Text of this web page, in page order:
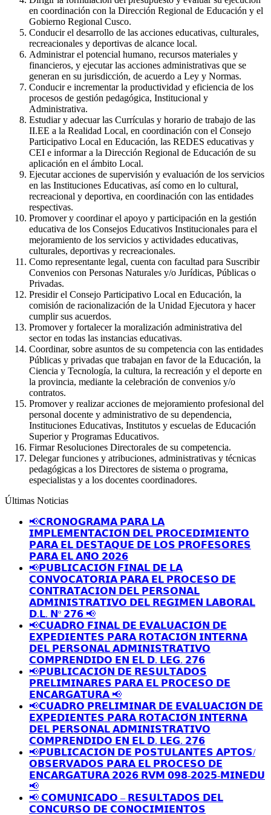
en coordinación con la Dirección Regional de Educación y el
Gobierno Regional Cusco.
Conducir el desarrollo de las acciones educativas, culturales,
recreacionales y deportivas de alcance local.
Administrar el potencial humano, recursos materiales y
financieros, y ejecutar las acciones administrativas que se
generan en su jurisdicción, de acuerdo a Ley y Normas.
Conducir e incrementar la productividad y eficiencia de los
procesos de gestión pedagógica, Institucional y
Administrativa.
Estudiar y adecuar las Currículas y horario de trabajo de las
II.EE a la Realidad Local, en coordinación con el Consejo
Participativo Local en Educación, las REDES educativas y
CEI e informar a la Dirección Regional de Educación de su
aplicación en el ámbito Local.
Ejecutar acciones de supervisión y evaluación de los servicios
en las Instituciones Educativas, así como en lo cultural,
recreacional y deportiva, en coordinación con las entidades
respectivas.
Promover y coordinar el apoyo y participación en la gestión
educativa de los Consejos Educativos Institucionales para el
mejoramiento de los servicios y actividades educativas,
culturales, deportivas y recreacionales.
Como representante legal, cuenta con facultad para Suscribir
Convenios con Personas Naturales y/o Jurídicas, Públicas o
Privadas.
Presidir el Consejo Participativo Local en Educación, la
comisión de racionalización de la Unidad Ejecutora y hacer
cumplir sus acuerdos.
Promover y fortalecer la moralización administrativa del
sector en todas las instancias educativas.
Coordinar, sobre asuntos de su competencia con las entidades
Públicas y privadas que trabajan en favor de la Educación, la
Ciencia y Tecnología, la cultura, la recreación y el deporte en
la provincia, mediante la celebración de convenios y/o
contratos.
Promover y realizar acciones de mejoramiento profesional del
personal docente y administrativo de su dependencia,
Instituciones Educativas, Institutos y escuelas de Educación
Superior y Programas Educativos.
Firmar Resoluciones Directorales de su competencia.
Delegar funciones y atribuciones, administrativas y técnicas
pedagógicas a los Directores de sistema o programa,
especialistas y a los docentes coordinadores.
Últimas Noticias
📢𝗖𝗥𝗢𝗡𝗢𝗚𝗥𝗔𝗠𝗔 𝗣𝗔𝗥𝗔 𝗟𝗔
𝗜𝗠𝗣𝗟𝗘𝗠𝗘𝗡𝗧𝗔𝗖𝗜𝗢́𝗡 𝗗𝗘𝗟 𝗣𝗥𝗢𝗖𝗘𝗗𝗜𝗠𝗜𝗘𝗡𝗧𝗢
𝗣𝗔𝗥𝗔 𝗘𝗟 𝗗𝗘𝗦𝗧𝗔𝗤𝗨𝗘 𝗗𝗘 𝗟𝗢𝗦 𝗣𝗥𝗢𝗙𝗘𝗦𝗢𝗥𝗘𝗦
𝗣𝗔𝗥𝗔 𝗘𝗟 𝗔𝗡̃𝗢 𝟮𝟬𝟮𝟲
📢𝗣𝗨𝗕𝗟𝗜𝗖𝗔𝗖𝗜𝗢́𝗡 𝗙𝗜𝗡𝗔𝗟 𝗗𝗘 𝗟𝗔
𝗖𝗢𝗡𝗩𝗢𝗖𝗔𝗧𝗢𝗥𝗜𝗔 𝗣𝗔𝗥𝗔 𝗘𝗟 𝗣𝗥𝗢𝗖𝗘𝗦𝗢 𝗗𝗘
𝗖𝗢𝗡𝗧𝗥𝗔𝗧𝗔𝗖𝗜𝗢𝗡 𝗗𝗘𝗟 𝗣𝗘𝗥𝗦𝗢𝗡𝗔𝗟
𝗔𝗗𝗠𝗜𝗡𝗜𝗦𝗧𝗥𝗔𝗧𝗜𝗩𝗢 𝗗𝗘𝗟 𝗥𝗘𝗚𝗜𝗠𝗘𝗡 𝗟𝗔𝗕𝗢𝗥𝗔𝗟
𝗗.𝗟. 𝗡º 𝟮𝟳𝟲 📢
📢𝗖𝗨𝗔𝗗𝗥𝗢 𝗙𝗜𝗡𝗔𝗟 𝗗𝗘 𝗘𝗩𝗔𝗟𝗨𝗔𝗖𝗜𝗢́𝗡 𝗗𝗘
𝗘𝗫𝗣𝗘𝗗𝗜𝗘𝗡𝗧𝗘𝗦 𝗣𝗔𝗥𝗔 𝗥𝗢𝗧𝗔𝗖𝗜𝗢́𝗡 𝗜𝗡𝗧𝗘𝗥𝗡𝗔
𝗗𝗘𝗟 𝗣𝗘𝗥𝗦𝗢𝗡𝗔𝗟 𝗔𝗗𝗠𝗜𝗡𝗜𝗦𝗧𝗥𝗔𝗧𝗜𝗩𝗢
𝗖𝗢𝗠𝗣𝗥𝗘𝗡𝗗𝗜𝗗𝗢 𝗘𝗡 𝗘𝗟 𝗗. 𝗟𝗘𝗚. 𝟮𝟳𝟲
📢𝗣𝗨𝗕𝗟𝗜𝗖𝗔𝗖𝗜𝗢́𝗡 𝗗𝗘 𝗥𝗘𝗦𝗨𝗟𝗧𝗔𝗗𝗢𝗦
𝗣𝗥𝗘𝗟𝗜𝗠𝗜𝗡𝗔𝗥𝗘𝗦 𝗣𝗔𝗥𝗔 𝗘𝗟 𝗣𝗥𝗢𝗖𝗘𝗦𝗢 𝗗𝗘
𝗘𝗡𝗖𝗔𝗥𝗚𝗔𝗧𝗨𝗥𝗔 📢
📢𝗖𝗨𝗔𝗗𝗥𝗢 𝗣𝗥𝗘𝗟𝗜𝗠𝗜𝗡𝗔𝗥 𝗗𝗘 𝗘𝗩𝗔𝗟𝗨𝗔𝗖𝗜𝗢́𝗡 𝗗𝗘
𝗘𝗫𝗣𝗘𝗗𝗜𝗘𝗡𝗧𝗘𝗦 𝗣𝗔𝗥𝗔 𝗥𝗢𝗧𝗔𝗖𝗜𝗢́𝗡 𝗜𝗡𝗧𝗘𝗥𝗡𝗔
𝗗𝗘𝗟 𝗣𝗘𝗥𝗦𝗢𝗡𝗔𝗟 𝗔𝗗𝗠𝗜𝗡𝗜𝗦𝗧𝗥𝗔𝗧𝗜𝗩𝗢
𝗖𝗢𝗠𝗣𝗥𝗘𝗡𝗗𝗜𝗗𝗢 𝗘𝗡 𝗘𝗟 𝗗. 𝗟𝗘𝗚. 𝟮𝟳𝟲
📢𝗣𝗨𝗕𝗟𝗜𝗖𝗔𝗖𝗜𝗢́𝗡 𝗗𝗘 𝗣𝗢𝗦𝗧𝗨𝗟𝗔𝗡𝗧𝗘𝗦 𝗔𝗣𝗧𝗢𝗦/
𝗢𝗕𝗦𝗘𝗥𝗩𝗔𝗗𝗢𝗦 𝗣𝗔𝗥𝗔 𝗘𝗟 𝗣𝗥𝗢𝗖𝗘𝗦𝗢 𝗗𝗘
𝗘𝗡𝗖𝗔𝗥𝗚𝗔𝗧𝗨𝗥𝗔 𝟮𝟬𝟮𝟲 𝗥𝗩𝗠 𝟬𝟵𝟴-𝟮𝟬𝟮𝟱-𝗠𝗜𝗡𝗘𝗗𝗨
📢
📢 𝗖𝗢𝗠𝗨𝗡𝗜𝗖𝗔𝗗𝗢 – 𝗥𝗘𝗦𝗨𝗟𝗧𝗔𝗗𝗢𝗦 𝗗𝗘𝗟
𝗖𝗢𝗡𝗖𝗨𝗥𝗦𝗢 𝗗𝗘 𝗖𝗢𝗡𝗢𝗖𝗜𝗠𝗜𝗘𝗡𝗧𝗢𝗦